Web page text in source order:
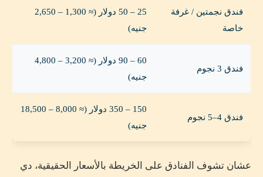
فندق نجمتين / غرفة
خاصة
25 – 50 دولار (≈ 1,300 – 2,650
جنيه)
فندق 3 نجوم
60 – 90 دولار (≈ 3,200 – 4,800
جنيه)
فندق 4–5 نجوم
150 – 350 دولار (≈ 8,000 – 18,500
جنيه)
عشان تشوف الفنادق على الخريطة بالأسعار الحقيقية، دي